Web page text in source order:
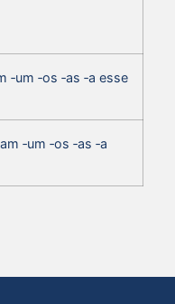
‑um ‑os ‑as ‑a esse
‑um ‑os ‑as ‑a